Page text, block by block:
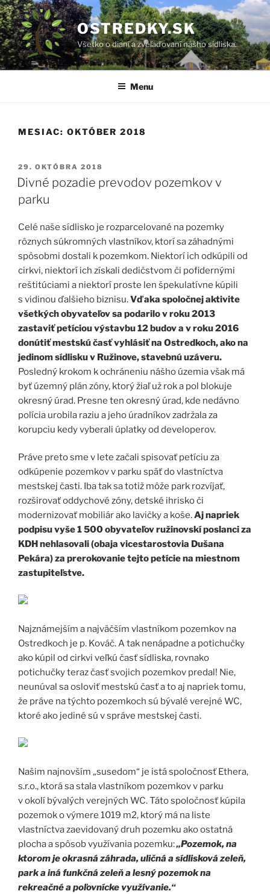
Prejsť
na
obsah
OSTREDKY.SK
Všetko o dianí a zveľaďovaní nášho sídliska.
Menu
MESIAC: OKTÓBER 2018
PUBLIKOVANÉ
29. OKTÓBRA 2018
Divné pozadie prevodov pozemkov v
parku
Celé naše sídlisko je rozparcelované na pozemky
rôznych súkromných vlastníkov, ktorí sa záhadnými
spôsobmi dostali k pozemkom. Niektorí ich odkúpili od
cirkvi, niektorí ich získali dedičstvom či pofidernými
reštitúciami a niektorí proste len špekulatívne kúpili
s vidinou ďalšieho biznisu.Vďaka spoločnej aktivite
všetkých obyvateľov sa podarilo v roku 2013
zastaviť petíciou výstavbu 12 budov a v roku 2016
donútiť mestskú časť vyhlásiť na Ostredkoch, ako na
jedinom sídlisku v Ružinove, stavebnú uzáveru.
Posledný krokom k ochráneniu nášho územia však má
byť územný plán zóny, ktorý žiaľ už rok a pol blokuje
okresný úrad. Presne ten okresný úrad, kde nedávno
polícia urobila raziu a jeho úradníkov zadržala za
korupciu kedy vyberali úplatky od developerov.
Práve preto sme v lete začali spisovať petíciu za
odkúpenie pozemkov v parku späť do vlastníctva
mestskej časti. Iba tak sa totiž môže park rozvíjať,
rozširovať oddychové zóny, detské ihrisko či
modernizovať mobiliár ako lavičky a koše.Aj napriek
podpisu vyše 1 500 obyvateľov ružinovskí poslanci za
KDH nehlasovali (obaja vicestarostovia Dušana
Pekára) za prerokovanie tejto petície na miestnom
zastupiteľstve.
Najznámejším a najväčším vlastníkom pozemkov na
Ostredkoch je p. Kováč. A tak nenápadne a potichučky
ako kúpil od cirkvi veľkú časť sídliska, rovnako
potichučky teraz časť svojich pozemkov predal! Nie,
neunúval sa osloviť mestskú časť a to aj napriek tomu,
že práve na týchto pozemkoch sú bývalé verejné WC,
ktoré ako jediné sú v správe mestskej časti.
Našim najnovším „susedom“ je istá spoločnosť Ethera,
s.r.o., ktorá sa stala vlastníkom pozemkov v parku
v okolí bývalých verejných WC. Táto spoločnosť kúpila
pozemok o výmere 1019 m2, ktorý má na liste
vlastníctva zaevidovaný druh pozemku ako ostatná
plocha a spôsob využívania pozemku:„Pozemok, na
ktorom je okrasná záhrada, uličná a sídlisková zeleň,
park a iná funkčná zeleň a lesný pozemok na
rekreačné a poľovnícke využívanie.“